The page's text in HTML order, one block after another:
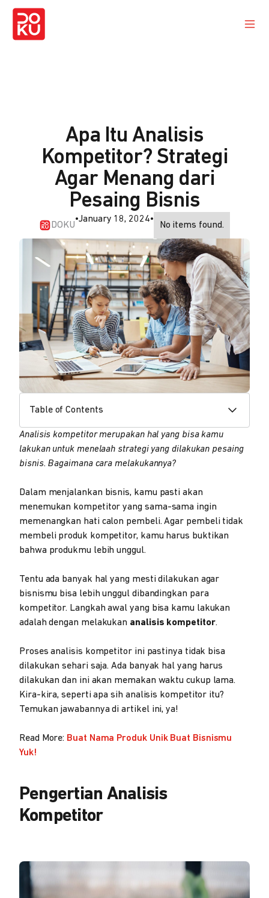
Apa Itu Analisis
Kompetitor? Strategi
Agar Menang dari
Pesaing Bisnis
DOKU
•January 18, 2024•
No items found.
Table of Contents
Analisis kompetitor merupakan hal yang bisa kamu
lakukan untuk menelaah strategi yang dilakukan pesaing
bisnis. Bagaimana cara melakukannya?
Dalam menjalankan bisnis, kamu pasti akan
menemukan kompetitor yang sama-sama ingin
memenangkan hati calon pembeli. Agar pembeli tidak
membeli produk kompetitor, kamu harus buktikan
bahwa produkmu lebih unggul.
Tentu ada banyak hal yang mesti dilakukan agar
bisnismu bisa lebih unggul dibandingkan para
kompetitor. Langkah awal yang bisa kamu lakukan
adalah dengan melakukan analisis kompetitor.
Proses analisis kompetitor ini pastinya tidak bisa
dilakukan sehari saja. Ada banyak hal yang harus
dilakukan dan ini akan memakan waktu cukup lama.
Kira-kira, seperti apa sih analisis kompetitor itu?
Temukan jawabannya di artikel ini, ya!
Read More: Buat Nama Produk Unik Buat Bisnismu
Yuk!
Pengertian Analisis
Kompetitor